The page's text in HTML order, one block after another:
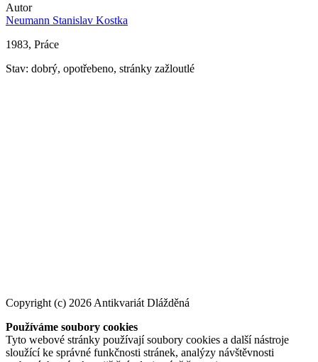
Autor
Neumann Stanislav Kostka
1983, Práce
Stav: dobrý, opotřebeno, stránky zažloutlé
Copyright (c) 2026 Antikvariát Dlážděná
Používáme soubory cookies
Tyto webové stránky používají soubory cookies a další nástroje
sloužící ke správné funkčnosti stránek, analýzy návštěvnosti